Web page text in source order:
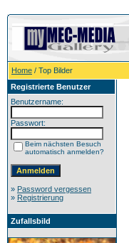
Home / Top Bilder
Registrierte Benutzer
Benutzername:
Passwort:
Beim nächsten Besuch
automatisch anmelden?
» Password vergessen
» Registrierung
Zufallsbild